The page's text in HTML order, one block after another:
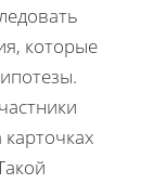
которые